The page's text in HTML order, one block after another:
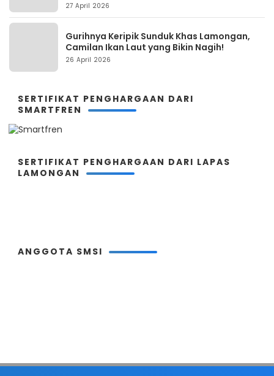
27 April 2026
Gurihnya Keripik Sunduk Khas Lamongan,
Camilan Ikan Laut yang Bikin Nagih!
26 April 2026
SERTIFIKAT PENGHARGAAN DARI
SMARTFREN
SERTIFIKAT PENGHARGAAN DARI LAPAS
LAMONGAN
ANGGOTA SMSI